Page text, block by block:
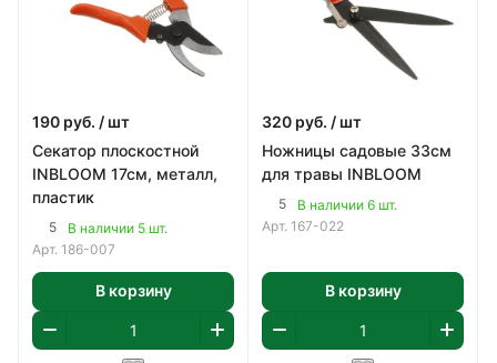
190 руб. / шт
Секатор плоскостной
INBLOOM 17см, металл,
пластик
5
В наличии 5 шт.
Арт. 186-007
В корзину
320 руб. / шт
Ножницы садовые 33см
для травы INBLOOM
5
В наличии 6 шт.
Арт. 167-022
В корзину